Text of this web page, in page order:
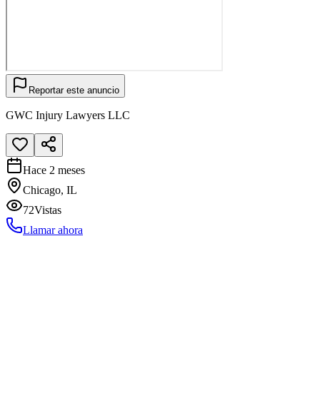
Reportar este anuncio
GWC Injury Lawyers LLC
Hace 2 meses
Chicago, IL
72Vistas
Llamar ahora